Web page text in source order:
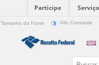
Participe
Tamanho da Fonte Alto Contraste